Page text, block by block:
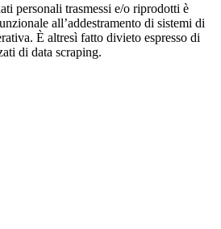
personali trasmessi e/o riprodotti è
all’addestramento di sistemi di
È altresì fatto divieto espresso di
di data scraping.